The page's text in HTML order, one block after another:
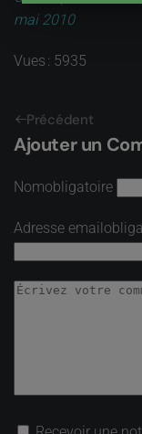
mai 2010
Vues : 5935
Précédent
Ajouter un
Nomobligatoire
Adresse email